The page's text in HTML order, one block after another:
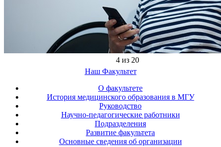
4 из 20
Наш Факультет
О факультете
История медицинского образования в МГУ
Руководство
Научно-педагогические работники
Подразделения
Развитие факультета
Основные сведения об организации